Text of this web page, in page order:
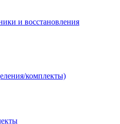
и восстановления
комплекты)